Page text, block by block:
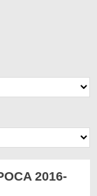
2016-